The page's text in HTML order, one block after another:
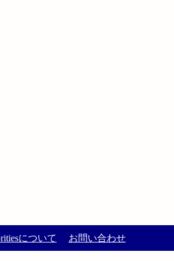
について お問い合わせ